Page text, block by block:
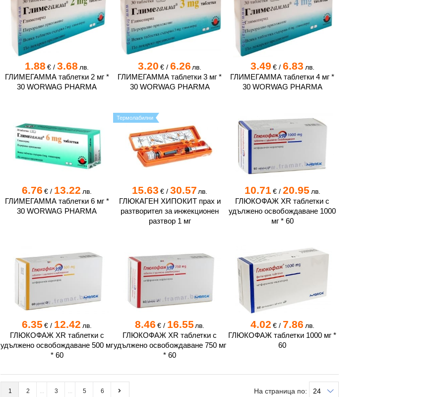
1.88 € /3.68 лв.
ГЛИМЕГАММА таблетки 2 мг *
30 WORWAG PHARMA
3.20 €/ 6.26 лв.
ГЛИМЕГАММА таблетки 3 мг *
30 WORWAG PHARMA
3.49 €/ 6.83 лв.
ГЛИМЕГАММА таблетки 4 мг *
30 WORWAG PHARMA
6.76 € / 13.22 лв.
ГЛИМЕГАММА таблетки 6 мг *
30 WORWAG PHARMA
15.63 €/ 30.57 лв.
ГЛЮКАГЕН ХИПОКИТ прах и
разтворител за инжекционен
разтвор 1 мг
Термолабилни
10.71€/ 20.95 лв.
ГЛЮКОФАЖ XR таблетки c
удължено освобождаване 1000
мг * 60
6.35 € / 12.42 лв.
ГЛЮКОФАЖ XR таблетки c
удължено освобождаване 500 мг
* 60
8.46 €/ 16.55 лв.
ГЛЮКОФАЖ XR таблетки c
удължено освобождаване 750 мг
* 60
4.02 €/ 7.86 лв.
ГЛЮКОФАЖ таблетки 1000 мг *
60
1 2 3 5 6 На страница по: